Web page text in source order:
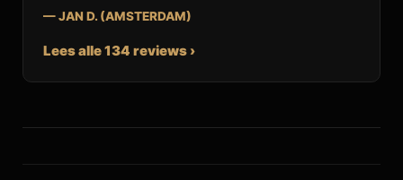
— JAN D. (AMSTERDAM)
Lees alle 134 reviews ›